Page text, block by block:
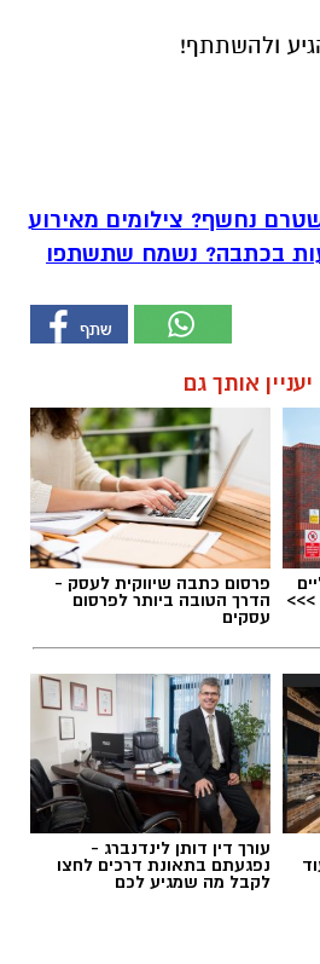
ולהשתתף!
נחשף? צילומים מאירוע
בכתבה? נשמח שתשתפו
יעניין אותך גם
פרסום כתבה שיווקית לעסק -
הדרך הטובה ביותר לפרסום
עסקים
עורך דין דותן לינדנברג -
נפגעתם בתאונת דרכים לחצו
לקבל מה שמגיע לכם